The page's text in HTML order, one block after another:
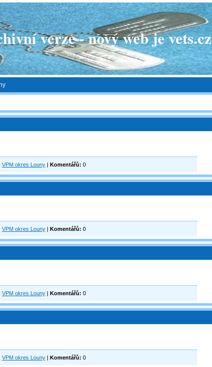
verze - nový web je vets.cz
VPM okres Louny | Komentářů: 0
VPM okres Louny | Komentářů: 0
VPM okres Louny | Komentářů: 0
VPM okres Louny | Komentářů: 0